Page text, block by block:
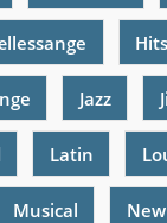
Hits
Jazz
Latin
Musical